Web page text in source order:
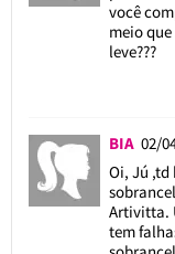
você
meio
leve???
BIA 02/
Oi, Jú ,td
Artivitta.
tem